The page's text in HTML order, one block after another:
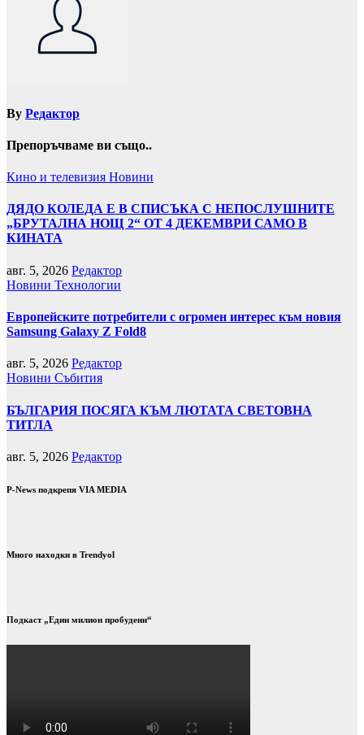
By Редактор
Препоръчваме ви също..
Кино и телевизия Новини
ДЯДО КОЛЕДА Е В СПИСЪКА С НЕПОСЛУШНИТЕ
„БРУТАЛНА НОЩ 2“ ОТ 4 ДЕКЕМВРИ САМО В
КИНАТА
авг. 5, 2026 Редактор
Новини Технологии
Европейските потребители с огромен интерес към новия
Samsung Galaxy Z Fold8
авг. 5, 2026 Редактор
Новини Събития
БЪЛГАРИЯ ПОСЯГА КЪМ ЛЮТАТА СВЕТОВНА
ТИТЛА
авг. 5, 2026 Редактор
P-News подкрепя VIA MEDIA
Много находки в Trendyol
Подкаст „Един милион пробудени“